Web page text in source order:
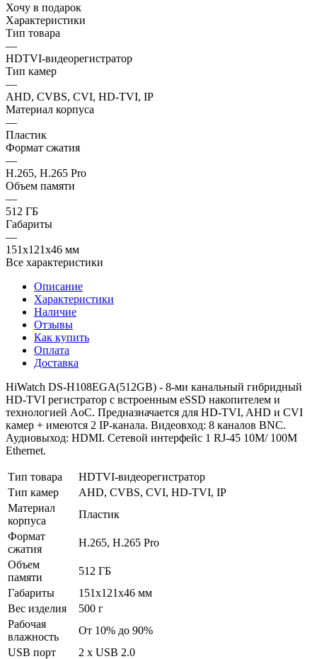
Хочу в подарок
Характеристики
Тип товара
—
HDTVI-видеорегистратор
Тип камер
—
AHD, CVBS, CVI, HD-TVI, IP
Материал корпуса
—
Пластик
Формат сжатия
—
H.265, H.265 Pro
Объем памяти
—
512 ГБ
Габариты
—
151х121х46 мм
Все характеристики
Описание
Характеристики
Наличие
Отзывы
Как купить
Оплата
Доставка
HiWatch DS-H108EGA(512GB) - 8-ми канальный гибридный
HD-TVI регистратор с встроенным eSSD накопителем и
технологией AoС. Предназначается для HD-TVI, AHD и CVI
камер + имеются 2 IP-канала. Видеовход: 8 каналов BNC.
Аудиовыход: HDMI. Сетевой интерфейс 1 RJ-45 10M/ 100M
Ethernet.
Тип товара
HDTVI-видеорегистратор
Тип камер
AHD, CVBS, CVI, HD-TVI, IP
Материал
корпуса
Пластик
Формат
сжатия
H.265, H.265 Pro
Объем
памяти
512 ГБ
Габариты
151х121х46 мм
Вес изделия
500 г
Рабочая
влажность
От 10% до 90%
USB порт
2 x USB 2.0